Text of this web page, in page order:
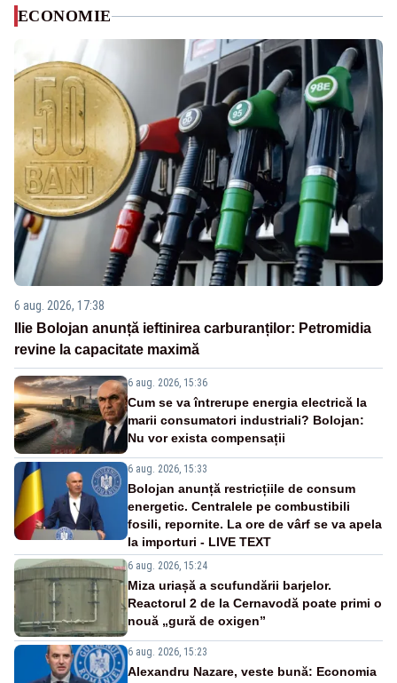
ECONOMIE
6 aug. 2026, 17:38
Ilie Bolojan anunță ieftinirea carburanților: Petromidia
revine la capacitate maximă
6 aug. 2026, 15:36
Cum se va întrerupe energia electrică la
marii consumatori industriali? Bolojan:
Nu vor exista compensații
6 aug. 2026, 15:33
Bolojan anunță restricțiile de consum
energetic. Centralele pe combustibili
fosili, repornite. La ore de vârf se va apela
la importuri - LIVE TEXT
6 aug. 2026, 15:24
Miza uriașă a scufundării barjelor.
Reactorul 2 de la Cernavodă poate primi o
nouă „gură de oxigen”
6 aug. 2026, 15:23
Alexandru Nazare, veste bună: Economia